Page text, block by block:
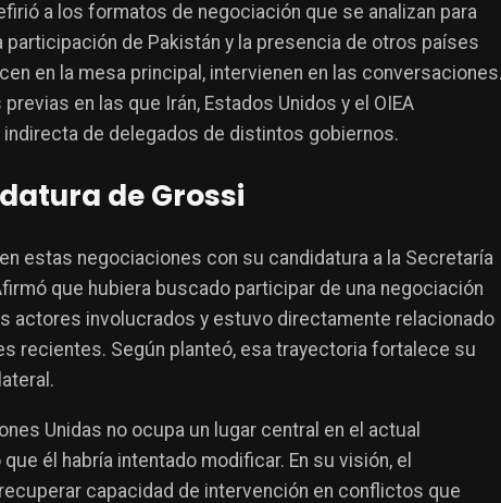
a los formatos de negociación que se analizan para
participación de Pakistán y la presencia de otros países
en la mesa principal, intervienen en las conversaciones.
en las que Irán, Estados Unidos y el OIEA
de delegados de distintos gobiernos.
de Grossi
estas negociaciones con su candidatura a la Secretaría
que hubiera buscado participar de una negociación
actores involucrados y estuvo directamente relacionado
recientes. Según planteó, esa trayectoria fortalece su
Unidas no ocupa un lugar central en el actual
él habría intentado modificar. En su visión, el
capacidad de intervención en conflictos que